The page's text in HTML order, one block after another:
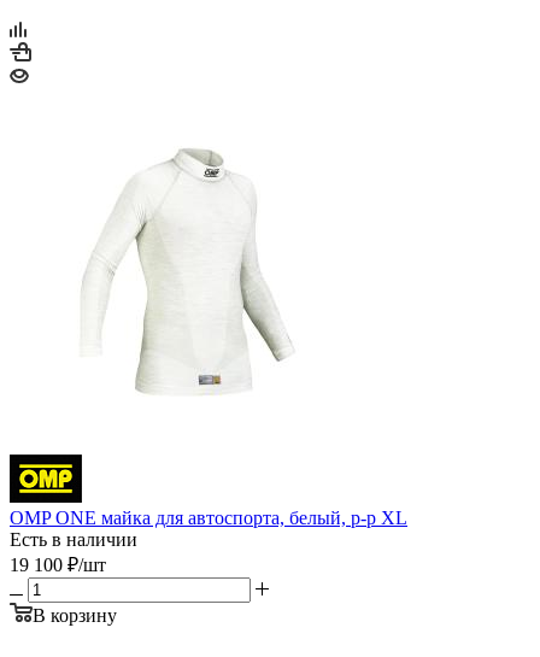
OMP ONE майка для автоспорта, белый, р-р XL
Есть в наличии
19 100 ₽/шт
В корзину